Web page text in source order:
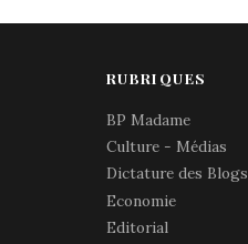
RUBRIQUES
BP Madame
Culture - Médias
Dictature des Blogs
Economie
Editorial